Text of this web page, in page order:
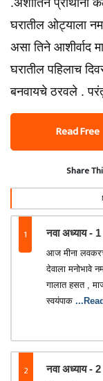
.अशीतिने प्राथाना
घरातील ओट्याला
असा तिने आशीर्वाद
घरातील पहिलाच
बनवायचे ठरवले .
Read Free
Share
1 नवा अध्याय - 1
आज मीना
देवाला मनोभावे
गालात हसत ,
स्वयंपाक
2 नवा अध्याय - 2